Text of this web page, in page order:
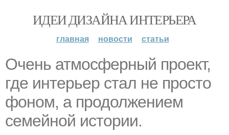
ИДЕИ ДИЗАЙНА ИНТЕРЬЕРА
главная новости статьи
Очень атмосферный проект,
где интерьер стал не просто
фоном, а продолжением
семейной истории.